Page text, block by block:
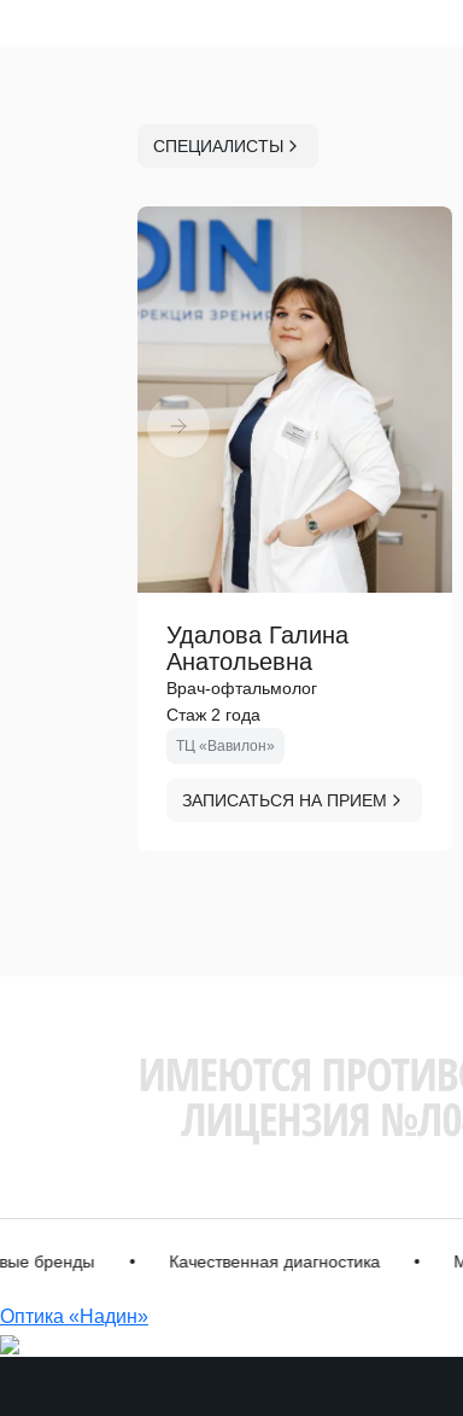
СПЕЦИАЛИСТЫ
Удалова Галина
Анатольевна
Врач-офтальмолог
Стаж 2 года
ТЦ «Вавилон»
ЗАПИСАТЬСЯ НА ПРИЕМ
Качественная диагностика
Оптика «Надин»